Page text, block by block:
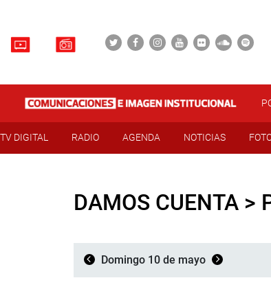
TV DIGITAL RADIO AGENDA NOTICIAS
DAMOS CUENTA >
Domingo 10 de mayo